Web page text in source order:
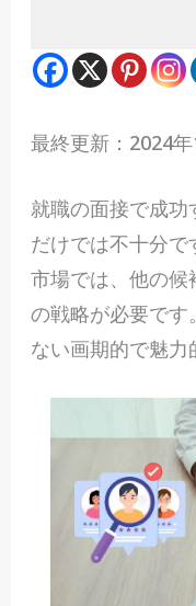
最終更新：2024
就職の面接で成功
だけでは不十分
市場では、他の候
の戦略が必要です
ない画期的で魅力